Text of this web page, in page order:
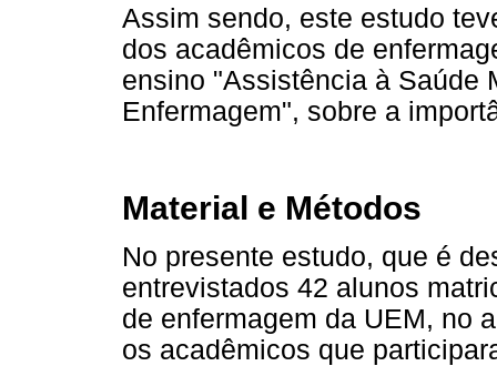
Assim sendo, este estudo
dos acadêmicos de
ensino "Assistência à Saúde
Enfermagem", sobre a
Material e Métodos
No presente estudo, que é
entrevistados 42 alunos
de enfermagem da UEM, no
os acadêmicos que